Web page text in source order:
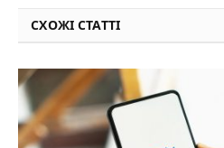
СХОЖІ СТАТТІ